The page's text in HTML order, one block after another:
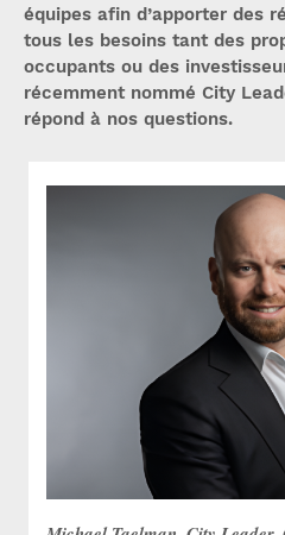
équipes afin d’apporter des
tous les besoins tant des
occupants ou des
récemment nommé City
répond à nos questions.